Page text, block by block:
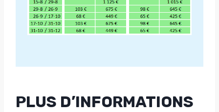
PLUS D’INFORMATIONS